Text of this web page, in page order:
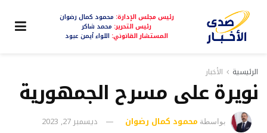
رئيس مجلس الإدارة: محمود كمال رضوان
رئيس التحرير: محمد شاكر
المستشار القانوني: اللواء أيمن عبود
الرئيسية الأخبار
نويرة على مسرح الجمهورية
بواسطة محمود كمال رضوان ديسمبر 27, 2023